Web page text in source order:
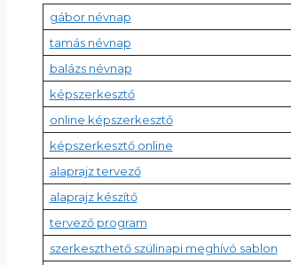
gábor névnap
tamás névnap
balázs névnap
képszerkesztő
online képszerkesztő
képszerkesztő online
alaprajz tervező
alaprajz készítő
tervező program
szerkeszthető szülinapi meghívó sablon